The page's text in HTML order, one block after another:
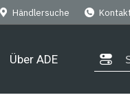
Händlersuche
Über ADE